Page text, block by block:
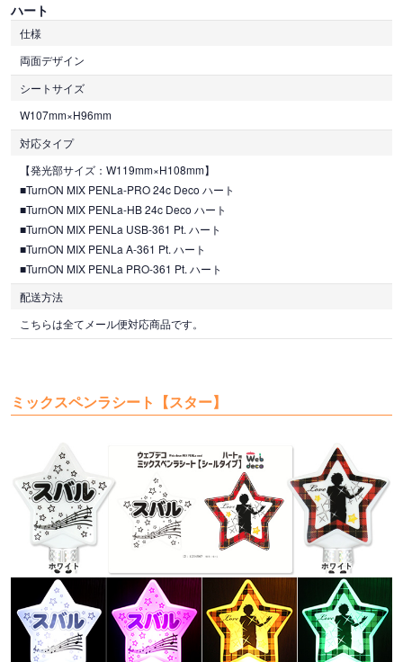
ハート
仕様
両面デザイン
シートサイズ
W107mm×H96mm
対応タイプ
【発光部サイズ：W119mm×H108mm】
■TurnON MIX PENLa-PRO 24c Deco ハート
■TurnON MIX PENLa-HB 24c Deco ハート
■TurnON MIX PENLa USB-361 Pt. ハート
■TurnON MIX PENLa A-361 Pt. ハート
■TurnON MIX PENLa PRO-361 Pt. ハート
配送方法
こちらは全てメール便対応商品です。
ミックスペンラシート【スター】